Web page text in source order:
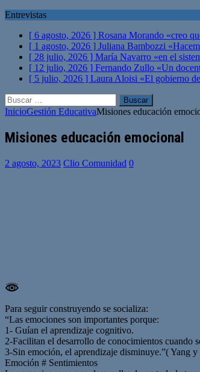
Entrevistas
[ 6 agosto, 2026 ] Rosana Morando «creo
[ 1 agosto, 2026 ] Juliana Bambozzi
[ 28 julio, 2026 ] María Navarro «en el
[ 12 julio, 2026 ] Fernando Zullo «Un
[ 5 julio, 2026 ] Laura Aloisi «El gobierno
Buscar:
InicioGestión EducativaMisiones educación
Misiones educación emocional
2 agosto, 2023 Clio Comunidad 0
Para seguir construyendo se socializa:
“Las emociones son importantes porque:
1- Guían el aprendizaje cognitivo.
2-Facilitan el desarrollo de conocimientos cuando
3-Sin emoción, el aprendizaje disminuye.”( Yang
Emoción # Sentimientos